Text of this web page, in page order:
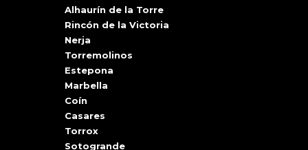
Alhaurín de la Torre
Rincón de la Victoria
Nerja
Torremolinos
Estepona
Marbella
Coín
Casares
Torrox
Sotogrande